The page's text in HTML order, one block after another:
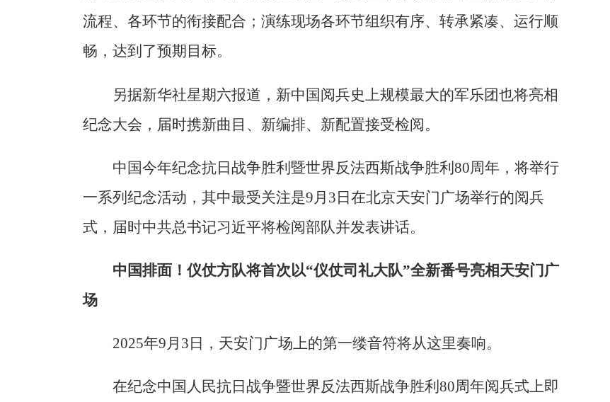
流程、各环节的衔接配合；演练现场各环节组织有序、转承紧凑、运行顺
畅，达到了预期目标。
另据新华社星期六报道，新中国阅兵史上规模最大的军乐团也将亮相
纪念大会，届时携新曲目、新编排、新配置接受检阅。
中国今年纪念抗日战争胜利暨世界反法西斯战争胜利80周年，将举行
一系列纪念活动，其中最受关注是9月3日在北京天安门广场举行的阅兵
式，届时中共总书记习近平将检阅部队并发表讲话。
中国排面！仪仗方队将首次以“仪仗司礼大队”全新番号亮相天安门广
场
2025年9月3日，天安门广场上的第一缕音符将从这里奏响。
在纪念中国人民抗日战争暨世界反法西斯战争胜利80周年阅兵式上即